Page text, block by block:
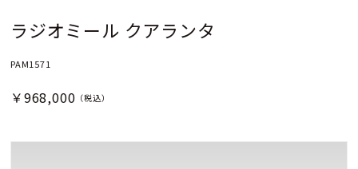
ラジオミール クアランタ
PAM1571
￥968,000 （税込）